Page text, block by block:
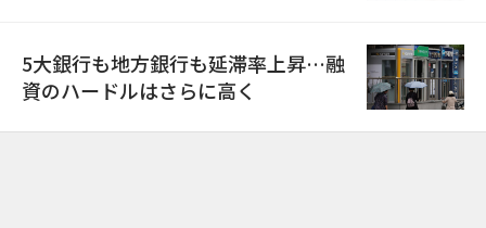
5大銀行も地方銀行も延滞率上昇…融
資のハードルはさらに高く